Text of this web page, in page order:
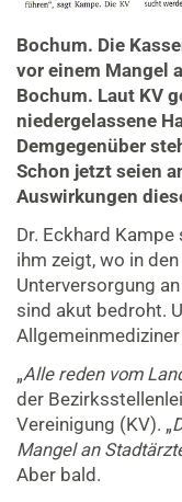
Bochum. Die
vor einem Mangel
Bochum. Laut KV
niedergelassene
Demgegenüber
Schon jetzt seien
Auswirkungen
Dr. Eckhard
ihm zeigt, wo in
Unterversorgung
sind akut bedroht.
„Alle reden vom
der
Vereinigung (KV). „
Mangel an
Aber bald.